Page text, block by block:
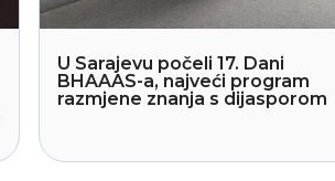
U Sarajevu počeli 17. Dani
BHAAAS-a, najveći program
razmjene znanja s dijasporom